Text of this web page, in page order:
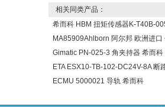
相关同类产品：
希而科 HBM 扭矩传感器K-T40B-
MA85909Ahlborn 阿尔邦 欧洲进口
Gimatic PN-025-3 角夹持器 希而科
ETA ESX10-TB-102-DC24V-8A 断
ECMU 5000021 导轨 希而科